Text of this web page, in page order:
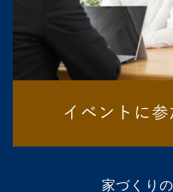
家づくり